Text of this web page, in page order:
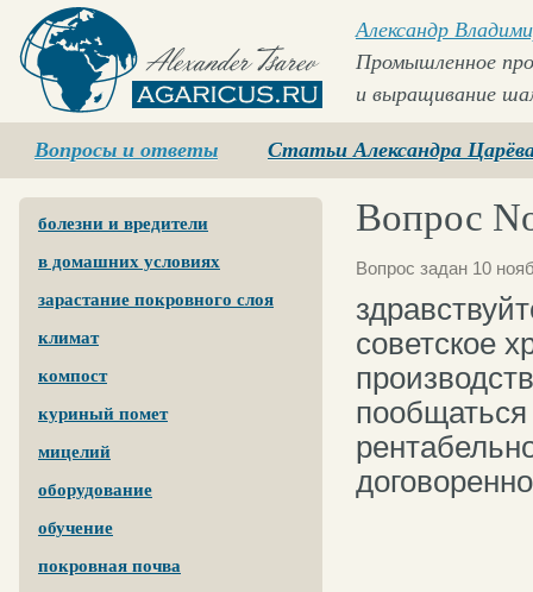
Agaricus.ru
Александр
Промышленное
и выращивание
Вопросы и ответы Статьи Александра
болезни и вредители
в домашних условиях
зарастание покровного слоя
климат
компост
куриный помет
мицелий
оборудование
обучение
покровная почва
Вопрос
Вопрос задан 10
советское